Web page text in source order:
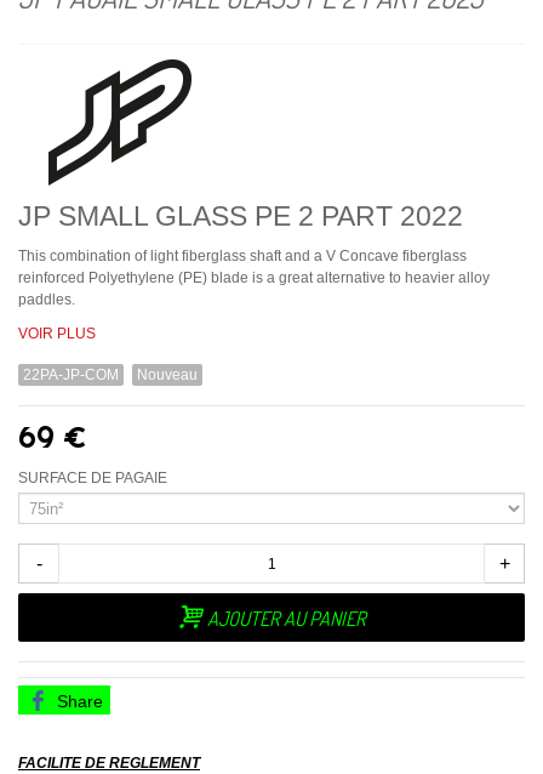
JP SMALL GLASS PE 2 PART 2022
This combination of light fiberglass shaft and a V Concave fiberglass
reinforced Polyethylene (PE) blade is a great alternative to heavier alloy
paddles.
VOIR PLUS
22PA-JP-COM Nouveau
69 €
SURFACE DE PAGAIE
- +
AJOUTER AU PANIER
Share
FACILITE DE REGLEMENT